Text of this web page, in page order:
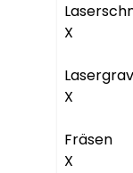
X
X
Fräsen
X